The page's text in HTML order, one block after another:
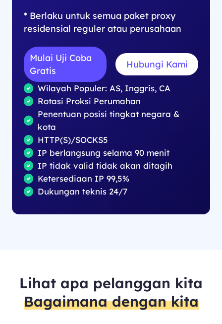
* Berlaku untuk semua paket proxy
residensial reguler atau perusahaan
Mulai Uji Coba
Gratis
Hubungi Kami
Wilayah Populer: AS, Inggris, CA
Rotasi Proksi Perumahan
Penentuan posisi tingkat negara &
kota
HTTP(S)/SOCKS5
IP berlangsung selama 90 menit
IP tidak valid tidak akan ditagih
Ketersediaan IP 99,5%
Dukungan teknis 24/7
Lihat apa pelanggan kita
Bagaimana dengan kita